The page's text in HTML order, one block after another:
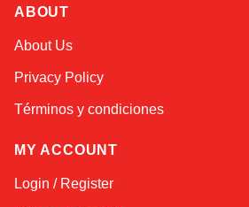
ABOUT
About Us
Privacy Policy
Términos y condiciones
MY ACCOUNT
Login / Register